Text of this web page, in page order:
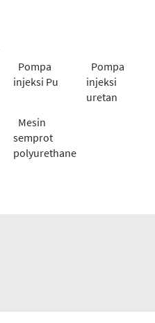
Pompa
injeksi Pu
Pompa
injeksi
uretan
Mesin
semprot
polyurethane